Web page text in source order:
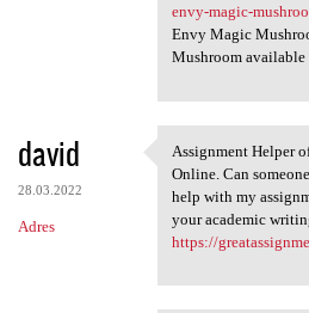
envy-magic-
Envy Magic
Mushroom available
david
28.03.2022
Adres
Assignment
Assignment Helper
Online. Can
help with my
your academic
https://